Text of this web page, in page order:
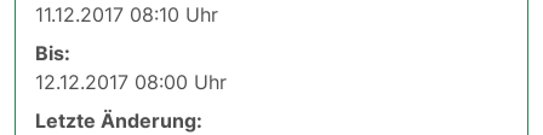
11.12.2017 08:10 Uhr
Bis:
12.12.2017 08:00 Uhr
Letzte Änderung: